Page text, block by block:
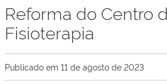
Reforma do Centro
Fisioterapia
Publicado em 11 de agosto de 2023